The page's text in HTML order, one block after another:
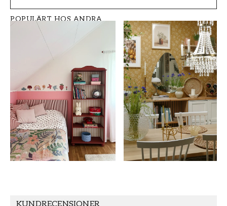
FÄRG
Gul Non-Woven
MÖNSTERPASSNING VARUMÄRKE
Duro
STIL
Svenska, Klassisk
BREDD (m)
0,53
HÖJD (m)
10,05
MÖNSTER
Enfärgad
POPULÄRT HOS ANDRA